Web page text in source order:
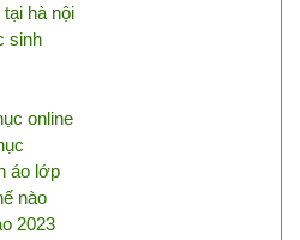
hà nội
sinh
online
áo lớp
nào
2023